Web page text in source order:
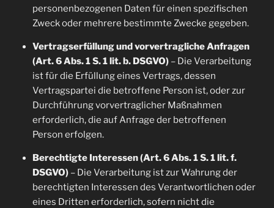
personenbezogenen Daten für einen spezifischen
Zweck oder mehrere bestimmte Zwecke gegeben.
Vertragserfüllung und vorvertragliche Anfragen
(Art. 6 Abs. 1 S. 1 lit. b. DSGVO)– Die Verarbeitung
ist für die Erfüllung eines Vertrags, dessen
Vertragspartei die betroffene Person ist, oder zur
Durchführung vorvertraglicher Maßnahmen
erforderlich, die auf Anfrage der betroffenen
Person erfolgen.
Berechtigte Interessen (Art. 6 Abs. 1 S. 1 lit. f.
DSGVO)– Die Verarbeitung ist zur Wahrung der
berechtigten Interessen des Verantwortlichen oder
eines Dritten erforderlich, sofern nicht die